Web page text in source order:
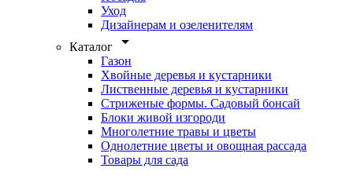
Уход
Дизайнерам и озеленителям
Каталог
arrow_drop_down
Газон
Хвойные деревья и кустарники
Лиственные деревья и кустарники
Стриженые формы. Садовый бонсай
Блоки живой изгороди
Многолетние травы и цветы
Однолетние цветы и овощная рассада
Товары для сада